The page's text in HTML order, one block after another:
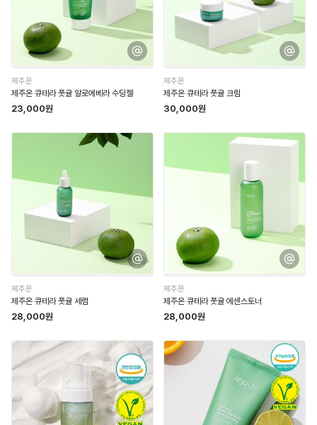
제주온
제주온 큐테라 풋귤 알로에베라 수딩젤
23,000원
제주온
제주온 큐테라 풋귤 크림
30,000원
제주온
제주온 큐테라 풋귤 세럼
28,000원
제주온
제주온 큐테라 풋귤 에센스토너
28,000원